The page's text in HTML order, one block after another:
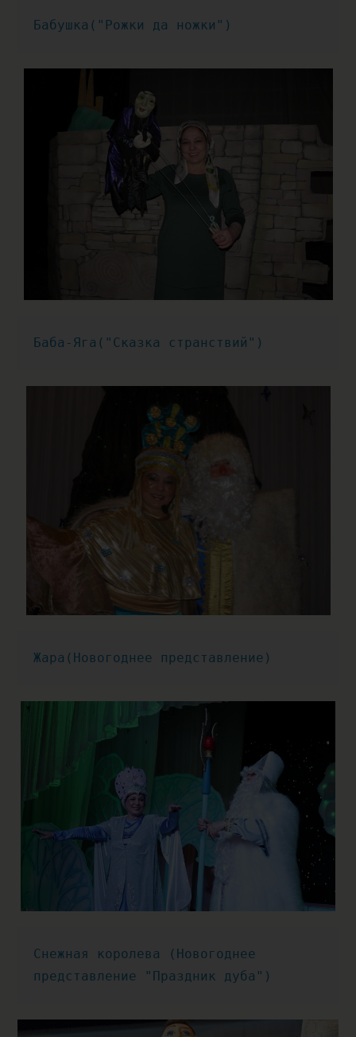
Бабушка("Рожки да ножки")
Баба-Яга("Сказка странствий")
Жара(Новогоднее представление)
Снежная королева (Новогоднее
представление "Праздник дуба")